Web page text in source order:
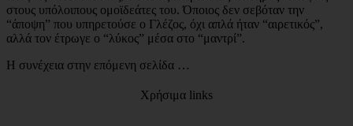
στους υπόλοιπους ομοϊδεάτες του. Όποιος δεν σεβόταν την
“άποψη” που υπηρετούσε ο Γλέζος, όχι απλά ήταν “αιρετικός”,
αλλά τον έτρωγε ο “λύκος” μέσα στο “μαντρί”.
Η συνέχεια στην επόμενη σελίδα …
Χρήσιμα links